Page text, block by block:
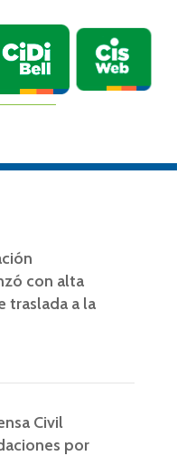
con alta
traslada a la
Civil
por